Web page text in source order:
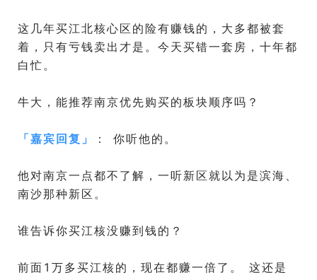
这几年买江北核心区的险有赚钱的，大多都被套
着，只有亏钱卖出才是。今天买错一套房，十年都
白忙。
牛大，能推荐南京优先购买的板块顺序吗？
「嘉宾回复 」 ： 你听他的。
他对南京一点都不了解，一听新区就以为是滨海、
南沙那种新区。
谁告诉你买江核没赚到钱的？
前面1万多买江核的，现在都赚一倍了。 这还是